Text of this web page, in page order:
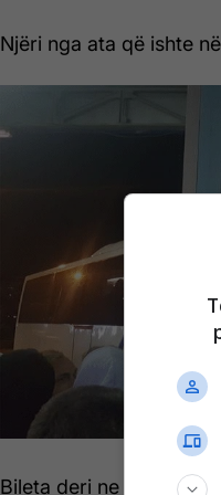
Njëri nga ata që ishte
Bileta deri ne